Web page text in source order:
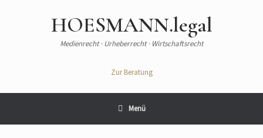
HOESMANN.legal
Medienrecht · Urheberrecht · Wirtschaftsrecht
Zur Beratung
Menü